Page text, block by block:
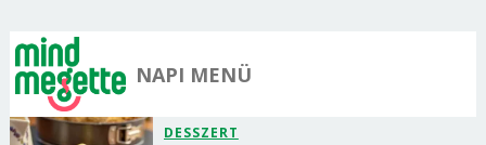
NAPI MENÜ
DESSZERT